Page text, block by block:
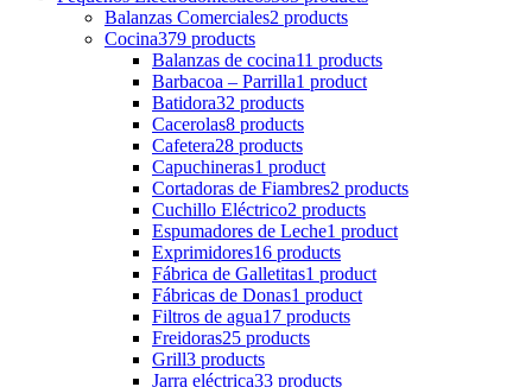
Balanzas Comerciales2 products
Cocina379 products
Balanzas de cocina11 products
Barbacoa – Parrilla1 product
Batidora32 products
Cacerolas8 products
Cafetera28 products
Capuchineras1 product
Cortadoras de Fiambres2 products
Cuchillo Eléctrico2 products
Espumadores de Leche1 product
Exprimidores16 products
Fábrica de Galletitas1 product
Fábricas de Donas1 product
Filtros de agua17 products
Freidoras25 products
Grill3 products
Jarra eléctrica33 products